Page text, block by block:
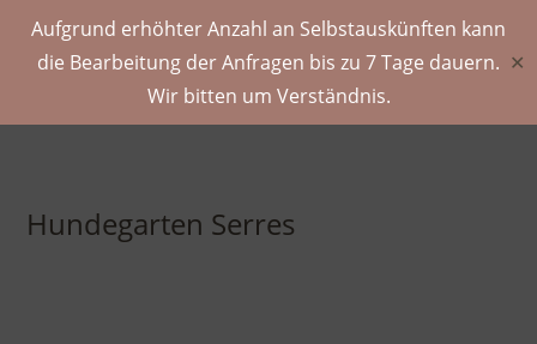
Aufgrund erhöhter Anzahl an Selbstauskünften kann
die Bearbeitung der Anfragen bis zu 7 Tage dauern.
Wir bitten um Verständnis.
✕
Hundegarten Serres